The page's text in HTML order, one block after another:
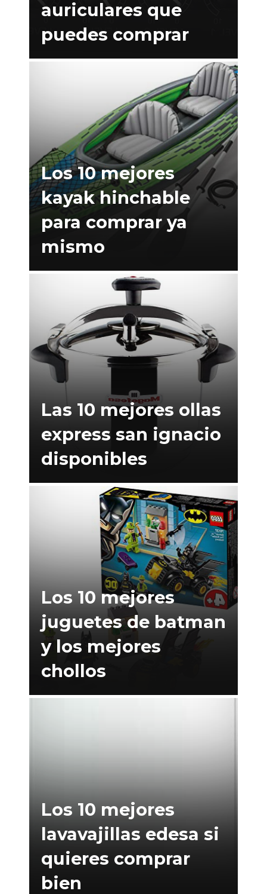
auriculares que
puedes comprar
Los 10 mejores
kayak hinchable
para comprar ya
mismo
Las 10 mejores ollas
express san ignacio
disponibles
Los 10 mejores
juguetes de batman
y los mejores
chollos
Los 10 mejores
lavavajillas edesa si
quieres comprar
bien